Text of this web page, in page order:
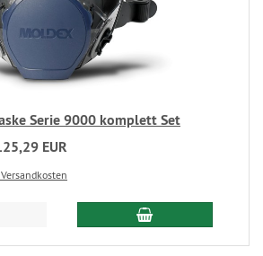
Serie 9000 komplett Set
EUR